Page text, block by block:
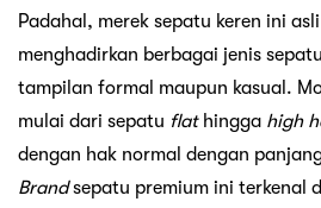
Padahal, merek sepatu keren ini
menghadirkan berbagai jenis
tampilan formal maupun kasual.
mulai dari sepatu flat hingga high
dengan hak normal dengan
Brandsepatu premium ini terkenal